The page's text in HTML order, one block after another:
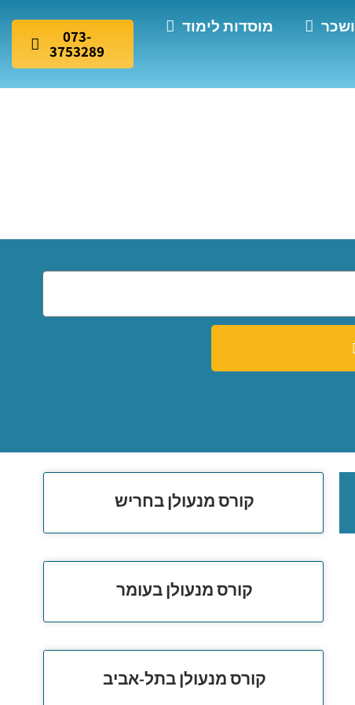
מוסדות לימוד
073-
3753289
קורס מנעולן בחריש
קורס מנעולן בעומר
קורס מנעולן בתל-אביב